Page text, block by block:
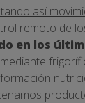
así
remoto de
en los